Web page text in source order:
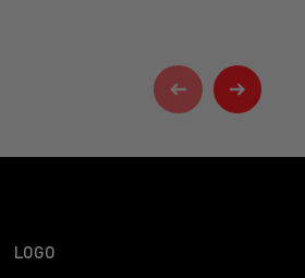
LOGO